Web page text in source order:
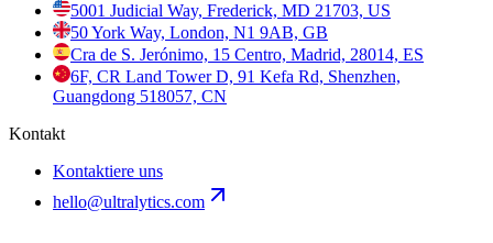
5001 Judicial Way, Frederick, MD 21703, US
50 York Way, London, N1 9AB, GB
Cra de S. Jerónimo, 15 Centro, Madrid, 28014, ES
6F, CR Land Tower D, 91 Kefa Rd, Shenzhen,
Guangdong 518057, CN
Kontakt
Kontaktiere uns
hello@ultralytics.com